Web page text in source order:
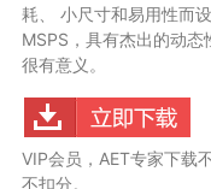
耗、 小尺寸和易用性而
MSPS，具有杰出的动
很有意义。
VIP会员，AET专家下载
不扣分。